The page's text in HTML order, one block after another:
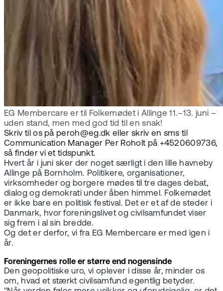
EG Membercare er til Folkemødet i Allinge 11.–13. juni –
uden stand, men med god tid til en snak!
Skriv til os på peroh@eg.dk eller skriv en sms til
Communication Manager Per Roholt på +4520609736,
så finder vi et tidspunkt.
Hvert år i juni sker der noget særligt i den lille havneby
Allinge på Bornholm. Politikere, organisationer,
virksomheder og borgere mødes til tre dages debat,
dialog og demokrati under åben himmel. Folkemødet
er ikke bare en politisk festival. Det er et af de steder i
Danmark, hvor foreningslivet og civilsamfundet viser
sig frem i al sin bredde.
Og det er derfor, vi fra EG Membercare er med igen i
år.
Foreningernes rolle er større end nogensinde
Den geopolitiske uro, vi oplever i disse år, minder os
om, hvad et stærkt civilsamfund egentlig betyder.